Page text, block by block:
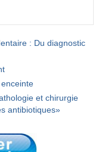
: Du diagnostic
et chirurgie
antibiotiques»